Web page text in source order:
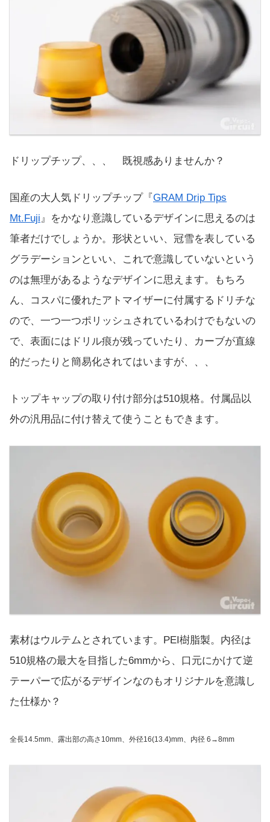
ドリップチップ、、、 既視感ありませんか？
国産の大人気ドリップチップ『GRAM Drip Tips
Mt.Fuji』をかなり意識しているデザインに思えるのは
筆者だけでしょうか。形状といい、冠雪を表している
グラデーションといい、これで意識していないという
のは無理があるようなデザインに思えます。もちろ
ん、コスパに優れたアトマイザーに付属するドリチな
ので、一つ一つポリッシュされているわけでもないの
で、表面にはドリル痕が残っていたり、カーブが直線
的だったりと簡易化されてはいますが、、、
トップキャップの取り付け部分は510規格。付属品以
外の汎用品に付け替えて使うこともできます。
素材はウルテムとされています。PEI樹脂製。内径は
510規格の最大を目指した6mmから、口元にかけて逆
テーパーで広がるデザインなのもオリジナルを意識し
た仕様か？
全長14.5mm、露出部の高さ10mm、外径16(13.4)mm、内径 6→8mm